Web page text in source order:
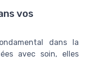
vos
dans la
avec soin, elles